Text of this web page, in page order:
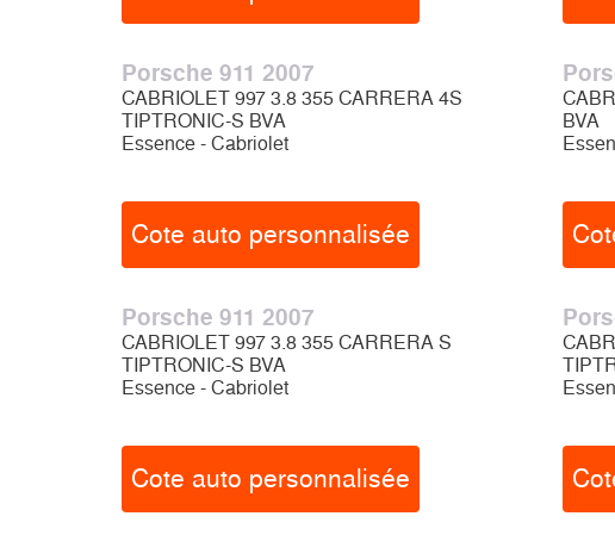
Porsche 911 2007
CABRIOLET 997 3.8 355 CARRERA 4S
TIPTRONIC-S BVA
Essence - Cabriolet
Cote auto personnalisée
BVA
Porsche 911 2007
CABRIOLET 997 3.8 355 CARRERA S
TIPTRONIC-S BVA
Essence - Cabriolet
Cote auto personnalisée